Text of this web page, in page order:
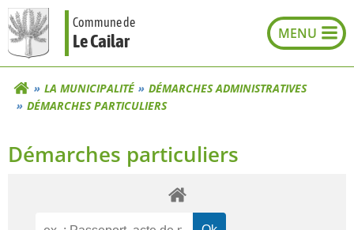
Aller
au
contenu
Commune de
Le Cailar
LA MUNICIPALITÉ
DÉMARCHES ADMINISTRATIVES
DÉMARCHES PARTICULIERS
Démarches particuliers